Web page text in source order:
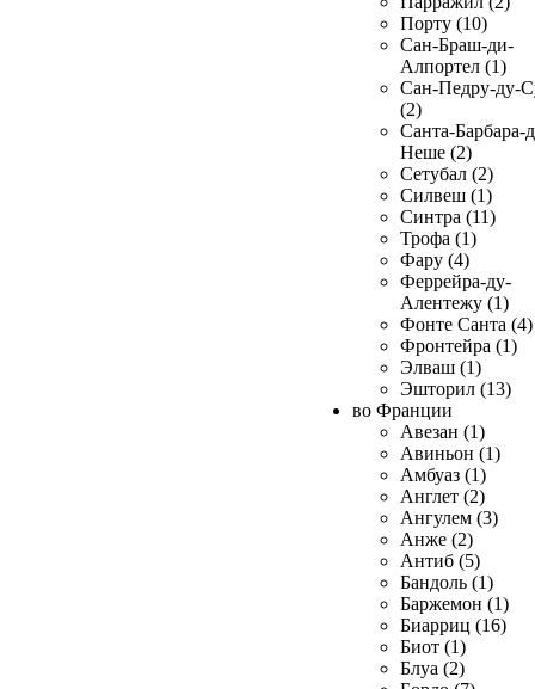
Порту (10)
Сан-Браш-ди-
Алпортел (1)
Сан-Педру-ду-
(2)
Санта-Барбара-
Неше (2)
Сетубал (2)
Силвеш (1)
Синтра (11)
Трофа (1)
Фару (4)
Феррейра-ду-
Алентежу (1)
Фонте Санта (4)
Фронтейра (1)
Элваш (1)
Эшторил (13)
во Франции
Авезан (1)
Авиньон (1)
Амбуаз (1)
Англет (2)
Ангулем (3)
Анже (2)
Антиб (5)
Бандоль (1)
Баржемон (1)
Биарриц (16)
Биот (1)
Блуа (2)